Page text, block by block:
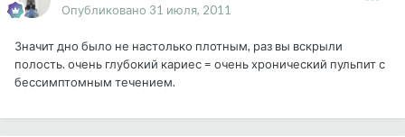
Опубликовано 31 июля, 2011
Значит дно было не настолько плотным, раз вы вскрыли
полость. очень глубокий кариес = очень хронический пульпит с
бессимптомным течением.